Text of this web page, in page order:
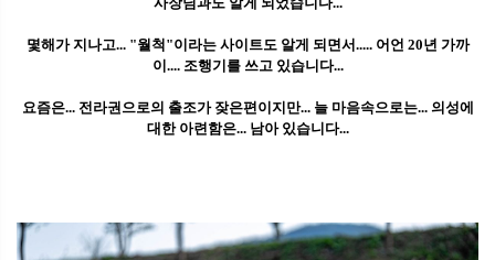
몇해가 지나고... "월척"이라는 사이트도 알게 되면서..... 어언 20년 가까
이.... 조행기를 쓰고 있습니다...
요즘은... 전라권으로의 출조가 잦은편이지만... 늘 마음속으로는... 의성에
대한 아련함은... 남아 있습니다...